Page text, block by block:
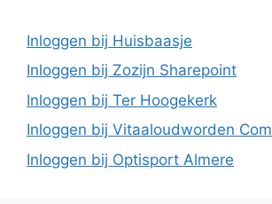
Inloggen bij Huisbaasje
Inloggen bij Zozijn Sharepoint
Inloggen bij Ter Hoogekerk
Inloggen bij Vitaaloudworden Com
Inloggen bij Optisport Almere